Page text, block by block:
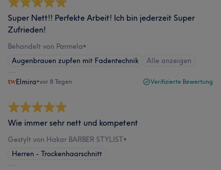
Super Nett!! Perfekte Arbeit! Ich bin jederzeit Super
Zufrieden!
Behandelt von Parmela•
Augenbrauen zupfen mit Fadentechnik
Alle anzeigen
Elmira•vor 8 Tagen Verifizierte Bewertung
Wie immer sehr nett und kompetent
Gestylt von Hakar BARBER STYLIST•
Herren - Trockenhaarschnitt